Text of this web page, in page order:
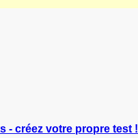
- créez votre propre test !